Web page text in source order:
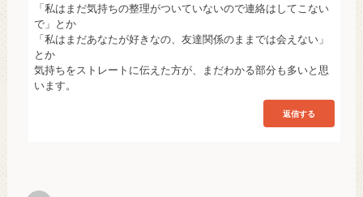
「私はまだ気持ちの整理がついていないので連絡はしてこない
で」とか
「私はまだあなたが好きなの、友達関係のままでは会えない」
とか
気持ちをストレートに伝えた方が、まだわかる部分も多いと思
います。
返信する